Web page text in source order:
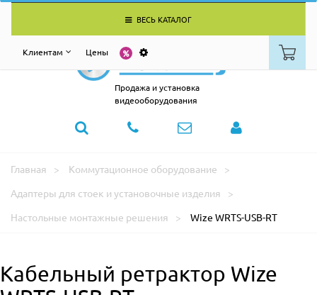
ВЕСЬ КАТАЛОГ
Клиентам Цены
Продажа и установка
видеооборудования
Главная
Коммутационное оборудование
Адаптеры для стоек и установочные изделия
Настольные монтажные решения
Wize WRTS-USB-RT
Кабельный ретрактор Wize